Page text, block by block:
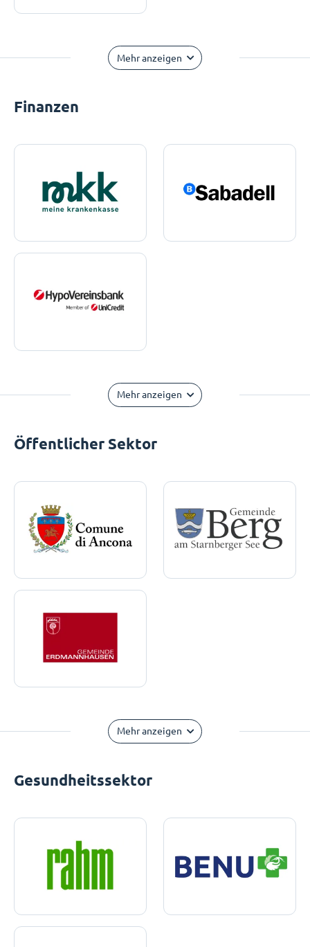
Mehr anzeigen
Finanzen
Mehr anzeigen
Öffentlicher Sektor
Mehr anzeigen
Gesundheitssektor